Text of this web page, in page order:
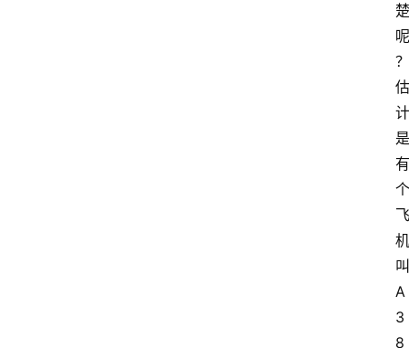
楚
呢
？
估
计
是
有
个
飞
机
叫
A
3
8